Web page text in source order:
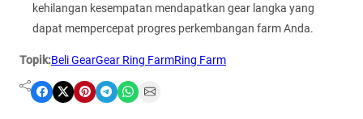
kehilangan kesempatan mendapatkan gear langka yang
dapat mempercepat progres perkembangan farm Anda.
Topik:Beli GearGear Ring FarmRing Farm
Share on Facebook Share on X Share on Pinterest Share on Telegram Share on WhatsApp Share on Email